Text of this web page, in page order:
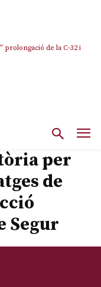
prolongació de la C-32 i
per
de
Segur